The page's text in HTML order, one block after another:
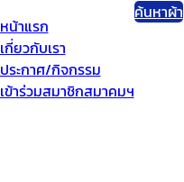
หน้าแรก
เกี่ยวกับเรา
ประกาศ/กิจกรรม
เข้าร่วมสมาชิกสมาคมฯ
ค้นหาผ้า